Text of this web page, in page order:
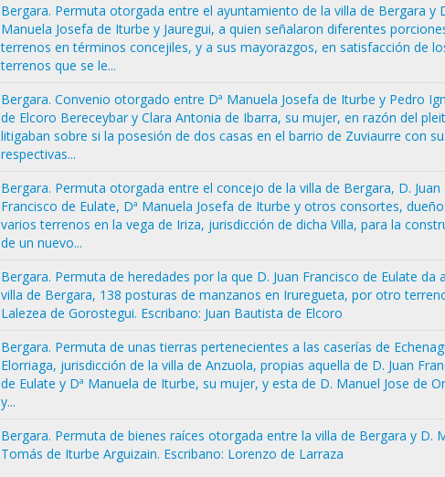
Bergara. Permuta otorgada entre el ayuntamiento de la villa de Bergara y
Manuela Josefa de Iturbe y Jauregui, a quien señalaron diferentes
terrenos en términos concejiles, y a sus mayorazgos, en satisfacción de
terrenos que se le...
Bergara. Convenio otorgado entre Dª Manuela Josefa de Iturbe y Pedro
de Elcoro Bereceybar y Clara Antonia de Ibarra, su mujer, en razón del
litigaban sobre si la posesión de dos casas en el barrio de Zuviaurre con
respectivas...
Bergara. Permuta otorgada entre el concejo de la villa de Bergara, D. Juan
Francisco de Eulate, Dª Manuela Josefa de Iturbe y otros consortes,
varios terrenos en la vega de Iriza, jurisdicción de dicha Villa, para la
de un nuevo...
Bergara. Permuta de heredades por la que D. Juan Francisco de Eulate da
villa de Bergara, 138 posturas de manzanos en Iruregueta, por otro
Lalezea de Gorostegui. Escribano: Juan Bautista de Elcoro
Bergara. Permuta de unas tierras pertenecientes a las caserías de
Elorriaga, jurisdicción de la villa de Anzuola, propias aquella de D. Juan
de Eulate y Dª Manuela de Iturbe, su mujer, y esta de D. Manuel Jose de
y...
Bergara. Permuta de bienes raíces otorgada entre la villa de Bergara y D.
Tomás de Iturbe Arguizain. Escribano: Lorenzo de Larraza